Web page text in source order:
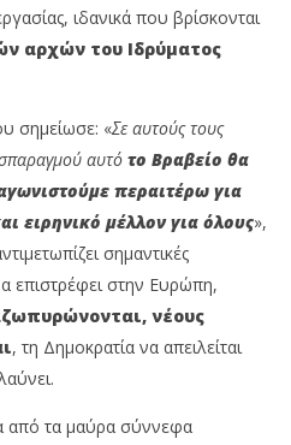
ιδανικά που βρίσκονται
αρχών του Ιδρύματος
σημείωσε: «Σε αυτούς τους
αυτό το Βραβείο θα
περαιτέρω για
ειρηνικό μέλλον για όλους»,
σημαντικές
επιστρέφει στην Ευρώπη,
νέους
, τη Δημοκρατία να απειλείται
από τα μαύρα σύννεφα